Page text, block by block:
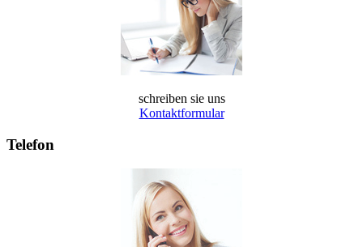
schreiben sie uns
Kontaktformular
Telefon